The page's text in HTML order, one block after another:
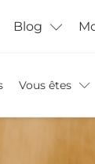
Blog
Vous êtes